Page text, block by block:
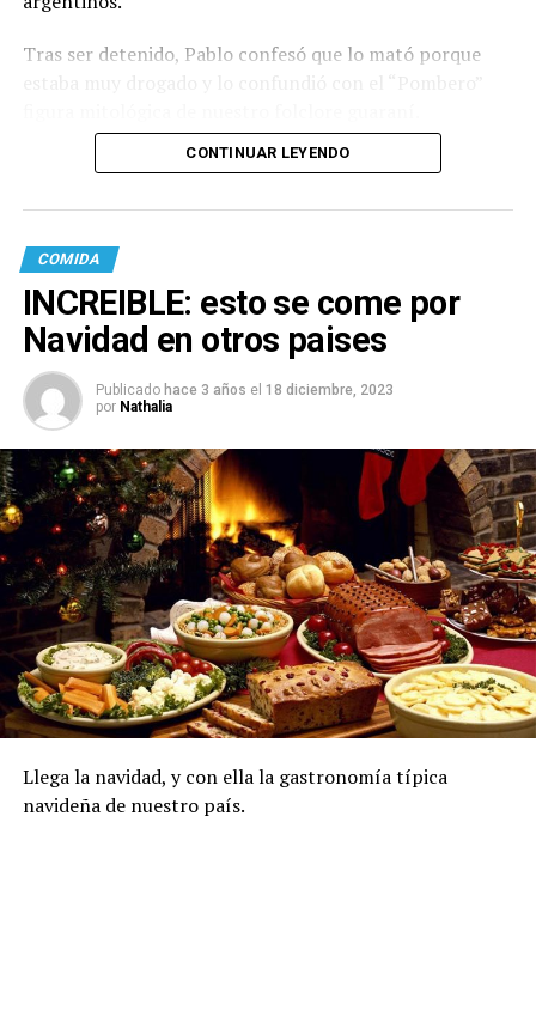
Tras ser detenido, Pablo confesó que lo mató porque
CONTINUAR LEYENDO
COMIDA
INCREIBLE: esto se come por
Navidad en otros paises
Publicado hace 3 años el 18 diciembre, 2023
por Nathalia
Llega la navidad, y con ella la gastronomía típica
navideña de nuestro país.